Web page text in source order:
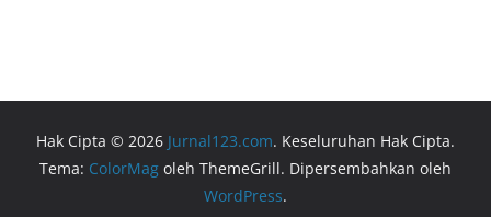
Hak Cipta © 2026 Jurnal123.com. Keseluruhan Hak Cipta.
Tema: ColorMag oleh ThemeGrill. Dipersembahkan oleh
WordPress.